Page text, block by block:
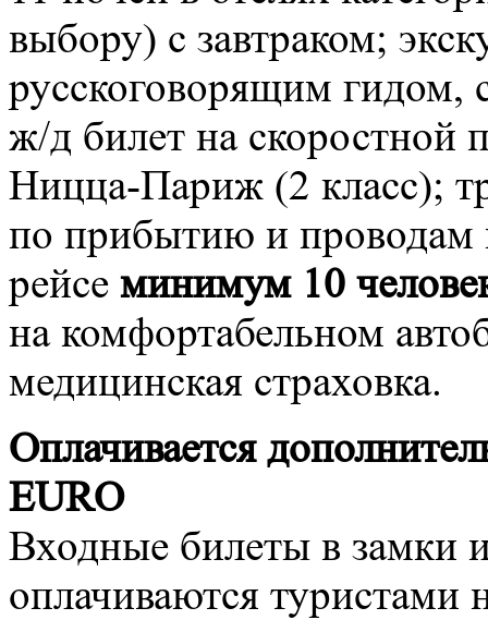
выбору) с завтраком;
русскоговорящим гидом,
ж/д билет на скоростной
Ницца-Париж (2 класс);
по прибытию и проводам
рейсе минимум 10
на комфортабельном
медицинская страховка.
Оплачивается
EURO
Входные билеты в замки
оплачиваются туристами